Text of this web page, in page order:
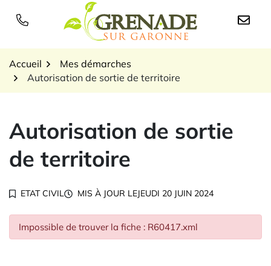
Logo Grenade sur
Accueil
Mes démarches
Autorisation de sortie de territoire
Autorisation de sortie
de territoire
ETAT CIVIL MIS À JOUR LEJEUDI 20 JUIN 2024
Impossible de trouver la fiche : R60417.xml